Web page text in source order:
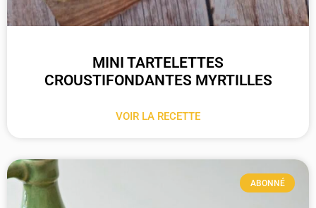
MINI TARTELETTES
CROUSTIFONDANTES MYRTILLES
VOIR LA RECETTE
ABONNÉ